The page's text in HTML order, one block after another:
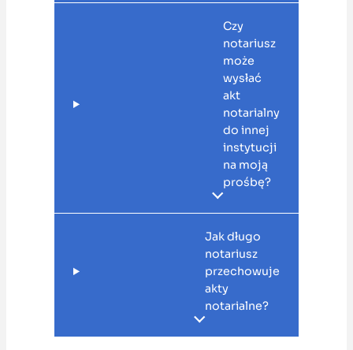
Czy
notariusz
może
wysłać
akt
notarialny
do innej
instytucji
na moją
prośbę?
Jak długo
notariusz
przechowuje
akty
notarialne?